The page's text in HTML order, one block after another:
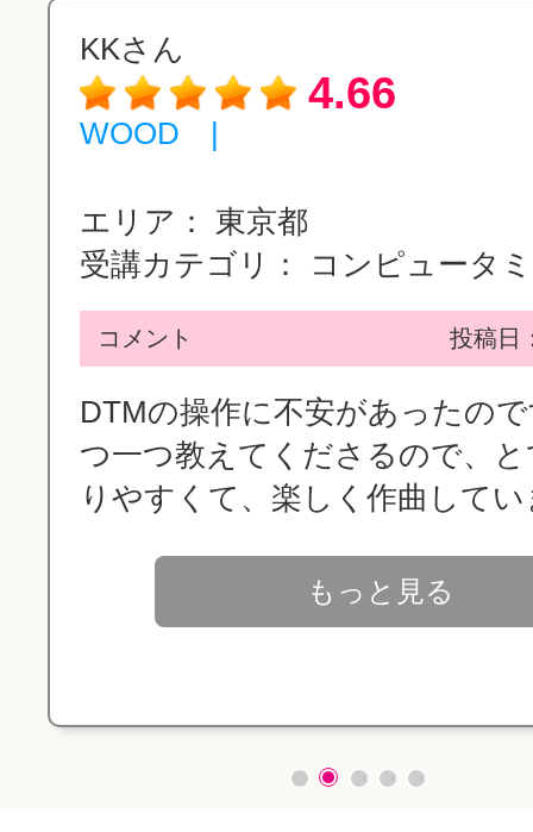
KKさん
4.66
WOOD |
エリア：
東京都
受講カテゴリ：
コンピュータ
コメント 投稿日
DTMの操作に不安があったの
つ一つ教えてくださるので、
りやすくて、楽しく作曲して
もっと見る